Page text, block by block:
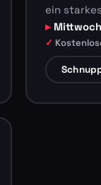
ein
Mittwoch